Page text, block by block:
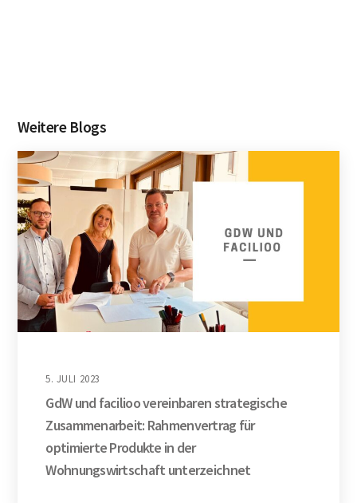
Weitere Blogs
5. JULI 2023
GdW und facilioo vereinbaren strategische
Zusammenarbeit: Rahmenvertrag für
optimierte Produkte in der
Wohnungswirtschaft unterzeichnet